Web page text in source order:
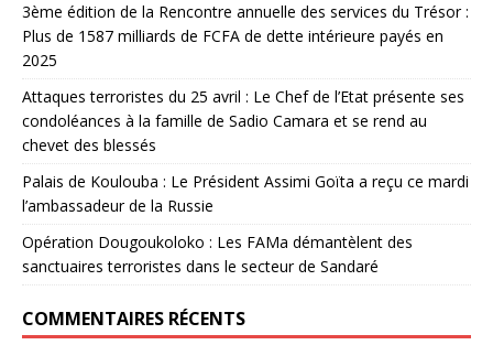
3ème édition de la Rencontre annuelle des services du Trésor :
Plus de 1587 milliards de FCFA de dette intérieure payés en
2025
Attaques terroristes du 25 avril : Le Chef de l’Etat présente ses
condoléances à la famille de Sadio Camara et se rend au
chevet des blessés
Palais de Koulouba : Le Président Assimi Goïta a reçu ce mardi
l’ambassadeur de la Russie
Opération Dougoukoloko : Les FAMa démantèlent des
sanctuaires terroristes dans le secteur de Sandaré
COMMENTAIRES RÉCENTS